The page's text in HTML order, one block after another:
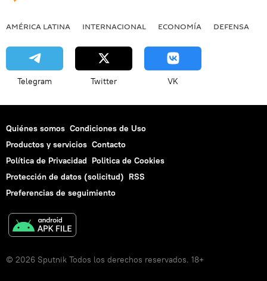
AMÉRICA LATINA INTERNACIONAL ECONOMÍA DEFENSA
Telegram Twitter VK
Quiénes somos Condiciones de Uso
Productos y servicios Contacto
Política de Privacidad Politica de Cookies
Protección de datos (solicitud) RSS
Preferencias de seguimiento
© 2026 Sputnik Todos los derechos reservados. 18+